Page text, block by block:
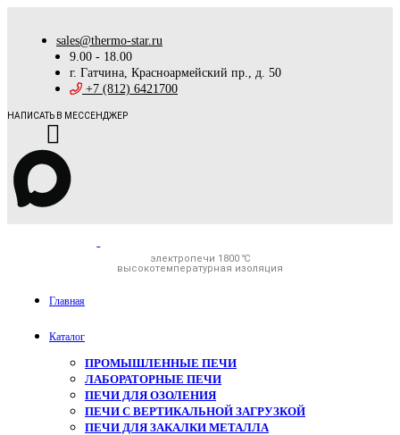
sales@thermo-star.ru
9.00 - 18.00
г. Гатчина, Красноармейский пр., д. 50
+7 (812) 6421700
НАПИСАТЬ В МЕССЕНДЖЕР
электропечи 1800 ℃
высокотемпературная изоляция
Главная
Каталог
ПРОМЫШЛЕННЫЕ ПЕЧИ
ЛАБОРАТОРНЫЕ ПЕЧИ
ПЕЧИ ДЛЯ ОЗОЛЕНИЯ
ПЕЧИ С ВЕРТИКАЛЬНОЙ ЗАГРУЗКОЙ
ПЕЧИ ДЛЯ ЗАКАЛКИ МЕТАЛЛА